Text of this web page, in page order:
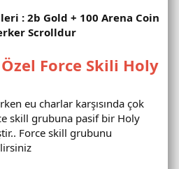
: 2b Gold + 100 Arena Coin
Scrolldur
Force Skili Holy
eu charlar karşısında çok
skill grubuna pasif bir Holy
Force skill grubunu